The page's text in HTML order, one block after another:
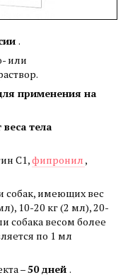
.
или
применения на
веса тела
С1,фипронил ,
собак, имеющих вес
10-20 кг (2 мл), 20-
собака весом более
по 1 мл
–50 дней .